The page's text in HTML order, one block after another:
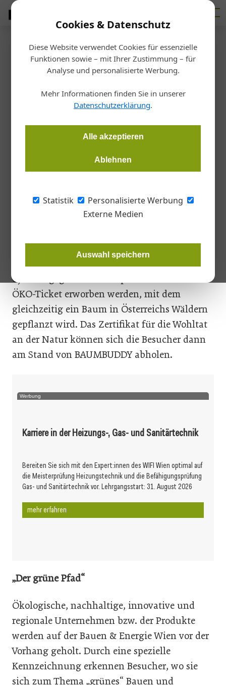
Cookies & Datenschutz
Diese Website verwendet Cookies für essenzielle
Funktionen sowie – mit Ihrer Zustimmung – für
Analyse und personalisierte Werbung.
Mehr Informationen finden Sie in unserer
Datenschutzerklärung.
Alle akzeptieren
Ablehnen
Statistik
Personalisierte Werbung
Externe Medien
Auswahl speichern
Startseite /Markt
Bauen & Energie Wien startet
am 20. Februar
Neben den rund 500 Ausstellern und vertretenen Marken hat
Ostösterreichs größte Messe rund ums Bauen, Renovieren
Energie Wien findet von 20. bis 23. Februar in der Messe Wien
Beim Kauf eines Online-Eintrittstickets (8,90
€) kann gegen einen Aufpreis von 4 Euro das
ÖKO-Ticket erworben werden, mit dem
gleichzeitig ein Baum in Österreichs Wäldern
gepflanzt wird. Das Zertifikat für die Wohltat
an der Natur können sich die Besucher dann
am Stand von BAUMBUDDY abholen.
Werbung
Karriere in der Heizungs-, Gas- und Sanitärtechnik
Bereiten Sie sich mit den Expert:innen des WIFI Wien optimal auf
die Meisterprüfung Heizungstechnik und die Befähigungsprüfung
Gas- und Sanitärtechnik vor. Lehrgangsstart: 31. August 2026
mehr erfahren
„Der grüne Pfad“
Ökologische, nachhaltige, innovative und
regionale Unternehmen bzw. der Produkte
werden auf der Bauen & Energie Wien vor der
Vorhang geholt. Durch eine spezielle
Kennzeichnung erkennen Besucher, wo sie
sich zum Thema „grünes“ Bauen und